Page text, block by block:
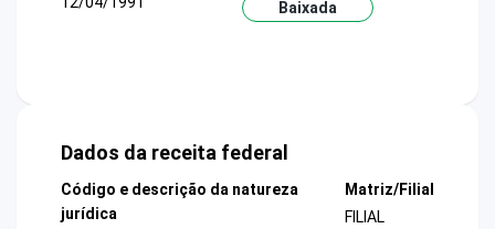
Baixada
Dados da receita federal
Código e descrição da natureza
jurídica
Matriz/Filial
FILIAL